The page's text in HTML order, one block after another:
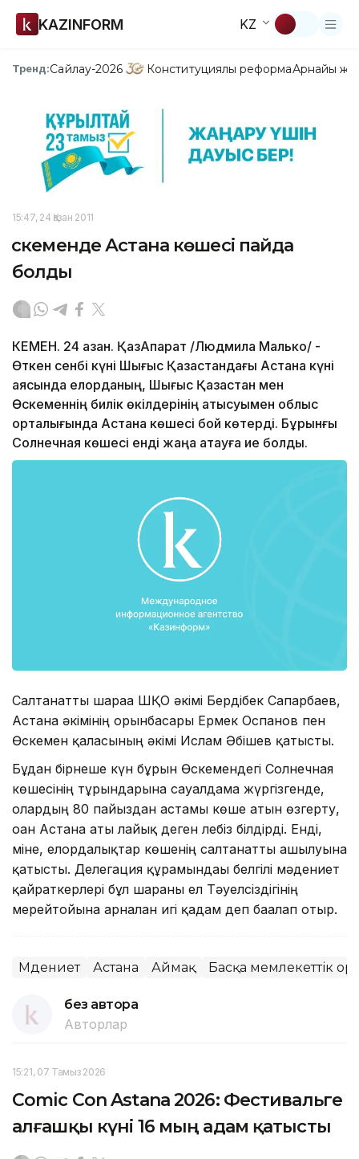
KAZINFORM KZ
Тренд:Сайлау-2026 Конституциялық реформаАрнайы
15:47, 24 Қазан 2011
Өскеменде Астана көшесі пайда
болды
КЕМЕН. 24 қазан. ҚазАқпарат /Людмила Малько/ -
Өткен сенбі күні Шығыс Қазақстандағы Астана күні
аясында елорданың, Шығыс Қазақстан мен
Өскеменнің билік өкілдерінің қатысуымен облыс
орталығында Астана көшесі бой көтерді. Бұрынғы
Солнечная көшесі енді жаңа атауға ие болды.
Салтанатты шараға ШҚО әкімі Бердібек Сапарбаев,
Астана әкімінің орынбасары Ермек Оспанов пен
Өскемен қаласының әкімі Ислам Әбішев қатысты.
Бұдан бірнеше күн бұрын Өске­мендегі Солнечная
көшесінің тұр­ғын­дарына сауалдама жүргіз­генде,
олардың 80 пайыздан астамы көше атын өзгерту,
оған Астана аты лайық деген лебіз білдірді. Енді,
міне, елордалықтар көшенің салта­нат­ты ашылуына
қатысты. Делегация құрамындағы белгілі мәдениет
қайраткерлері бұл шараны ел Тәу­елсіздігінің
мерейтойына арналған игі қадам деп бағалап отыр.
Мәдениет Астана Аймақ Басқа мемлекеттік
без автора
Авторлар
15:21, 07 Тамыз 2026
Comic Con Astana 2026: Фестивальге
алғашқы күні 16 мың адам қатысты